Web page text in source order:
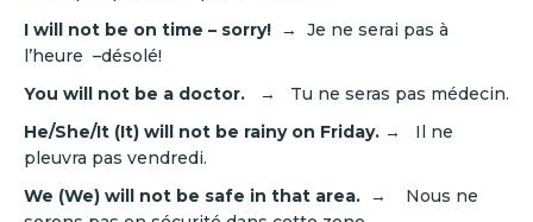
I will not be on time – sorry! → Je ne serai pas à
l’heure –désolé!
You will not be a doctor. → Tu ne seras pas médecin.
He/She/It (It) will not be rainy on Friday. → Il ne
pleuvra pas vendredi.
We (We) will not be safe in that area. → Nous ne